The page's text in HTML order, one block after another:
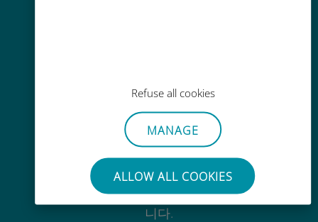
Refuse all cookies
MANAGE
ALLOW ALL COOKIES
간편한
기존 SIM 카드를 제거할 필요가 없습
니다.